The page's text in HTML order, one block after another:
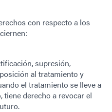
con respecto a los
supresión,
al tratamiento y
el tratamiento se lleve a
derecho a revocar el